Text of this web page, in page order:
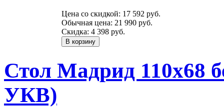
Цена со скидкой: 17 592 руб.
Обычная цена: 21 990 руб.
Скидка: 4 398 руб.
Стол Мадрид 110х68
УКВ)